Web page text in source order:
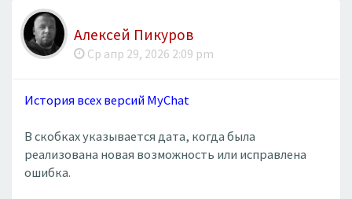
Алексей Пикуров
Ср апр 29, 2026 2:09 pm
История всех версий MyChat
В скобках указывается дата, когда была
реализована новая возможность или исправлена
ошибка.